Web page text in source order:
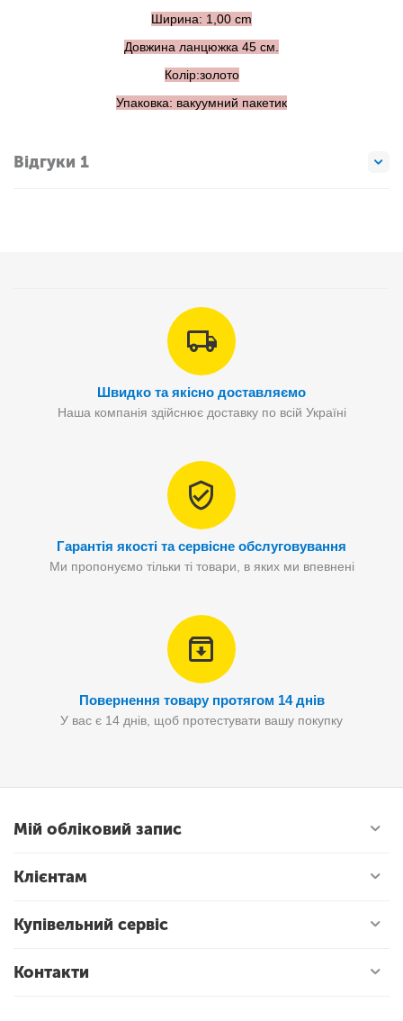
Ширина: 1,00 cm
Довжина ланцюжка 45 см.
Колір:золото
Упаковка: вакуумний пакетик
Відгуки 1
Швидко та якісно доставляємо
Наша компанія здійснює доставку по всій Україні
Гарантія якості та сервісне обслуговування
Ми пропонуємо тільки ті товари, в яких ми впевнені
Повернення товару протягом 14 днів
У вас є 14 днів, щоб протестувати вашу покупку
Мій обліковий запис
Клієнтам
Купівельний сервіс
Контакти